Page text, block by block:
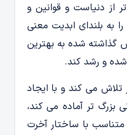
از دنیاست و قوانین و
به بلندای ابدیت معنی
گذاشته شده به بهترین
شده و رشد کند.
تلاش می­ کند و با ایجاد
بزرگ تر آماده می­ کند،
متناسب با ساختار آخرت